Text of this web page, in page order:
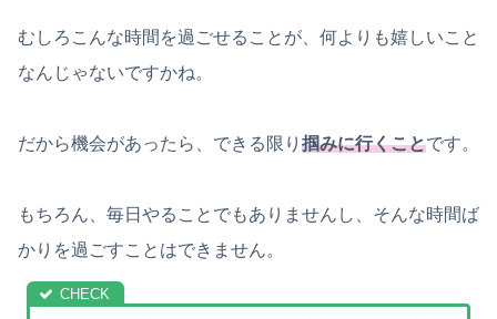
むしろこんな時間を過ごせることが、何よりも嬉しいこと
なんじゃないですかね。
だから機会があったら、できる限り 掴みに行くことです。
もちろん、毎日やることでもありませんし、そんな時間ば
かりを過ごすことはできません。